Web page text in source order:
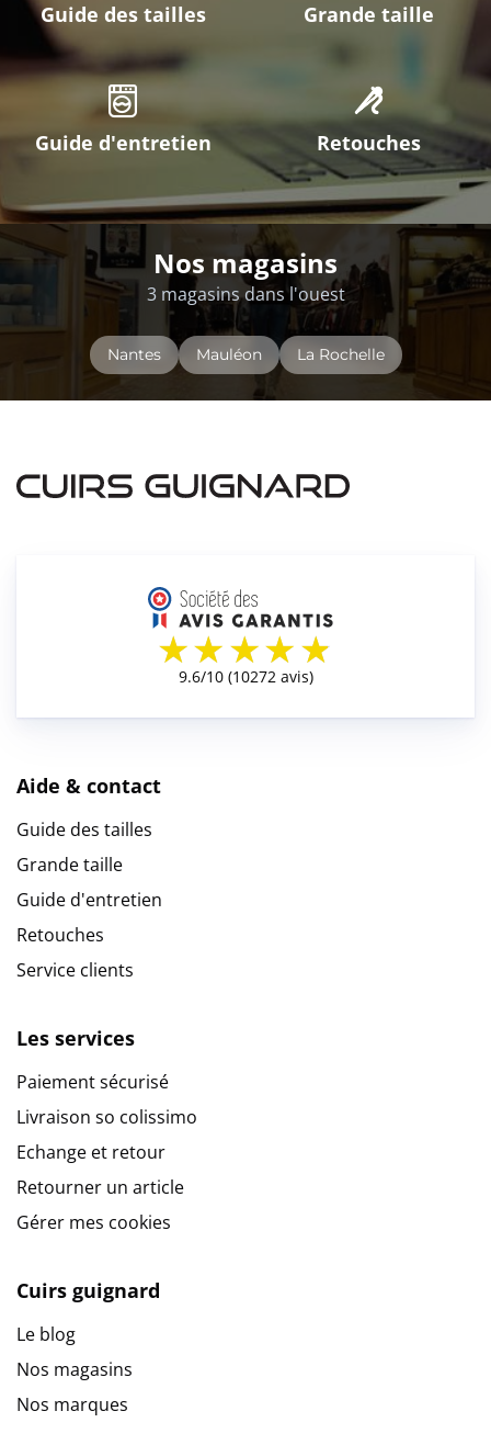
Guide des tailles Grande taille
Guide d'entretien Retouches
Nos magasins
3 magasins dans l'ouest
Nantes Mauléon La Rochelle
Aide & contact
Guide des tailles
Grande taille
Guide d'entretien
Retouches
Service clients
Les services
Paiement sécurisé
Livraison so colissimo
Echange et retour
Retourner un article
Gérer mes cookies
Cuirs guignard
Le blog
Nos magasins
Nos marques